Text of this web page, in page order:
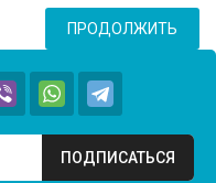
ПРОДОЛЖИТЬ
ПОДПИСАТЬСЯ